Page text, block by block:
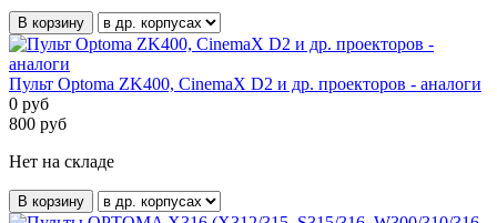
В корзину
Пульт Optoma ZK400, CinemaX D2 и др. проекторов - аналоги
0 руб
800 руб
Нет на складе
В корзину